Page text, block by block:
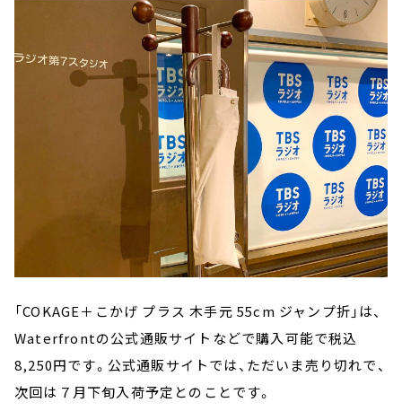
「COKAGE＋こかげ プラス 木手元 55cm ジャンプ折」は、
Waterfrontの公式通販サイトなどで購入可能で税込
8,250円です。公式通販サイトでは、ただいま売り切れで、
次回は７月下旬入荷予定とのことです。